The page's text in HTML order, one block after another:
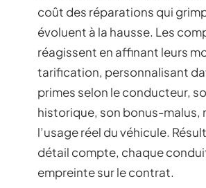
coût des réparations qui
évoluent à la hausse. Les
réagissent en affinant leurs
tarification, personnalisant
primes selon le conducteur,
historique, son bonus-malus,
l’usage réel du véhicule.
détail compte, chaque
empreinte sur le contrat.